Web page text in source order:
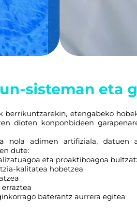
sisteman eta
berrikuntzarekin, etengabeko
dioten konponbideen
nola adimen artifiziala, datuen
dute:
eta proaktiboagoa
kalitatea hobetzea
baterantz aurrera egitea